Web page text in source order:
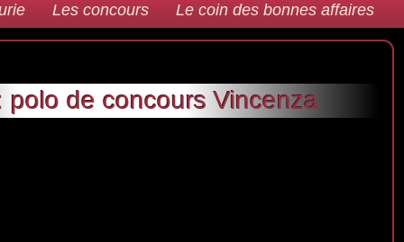
Les concours Le coin des bonnes affaires
polo de concours Vincenza